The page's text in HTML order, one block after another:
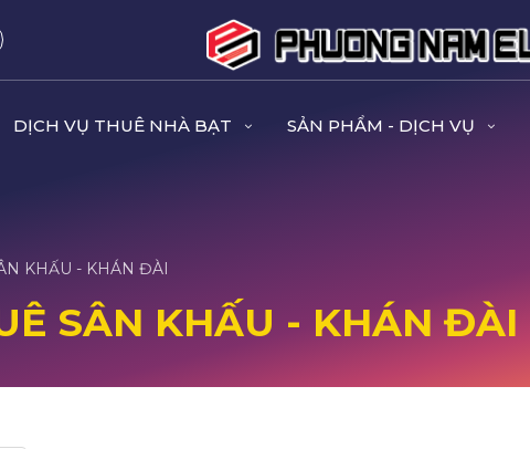
DỊCH VỤ THUÊ NHÀ BẠT SẢN PHẨM - DỊCH VỤ
KHẤU - KHÁN ĐÀI
SÂN KHẤU - KHÁN ĐÀI